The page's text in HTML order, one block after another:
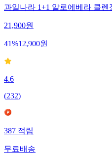
과일나라 1+1 알로에베라 클렌
21,900원
41%12,900원
4.6
(232)
387 적립
무료배송